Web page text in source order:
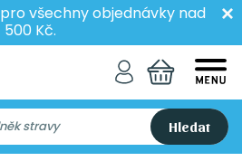
pro všechny objednávky nad
500 Kč.
Hledat